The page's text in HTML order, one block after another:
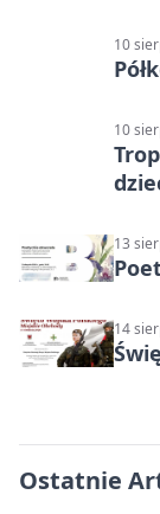
10
10
13
14
Ostatnie